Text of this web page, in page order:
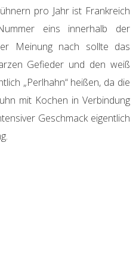
pro Jahr ist Frankreich
eins innerhalb der
Meinung nach sollte das
Gefieder und den weiß
„Perlhahn“ heißen, da die
mit Kochen in Verbindung
Geschmack eigentlich